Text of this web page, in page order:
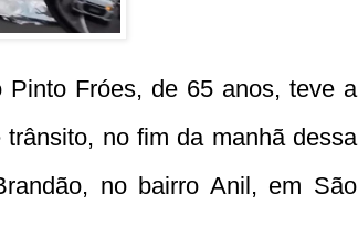
Pinto Fróes, de 65 anos, teve a
no fim da manhã dessa
no bairro Anil, em São